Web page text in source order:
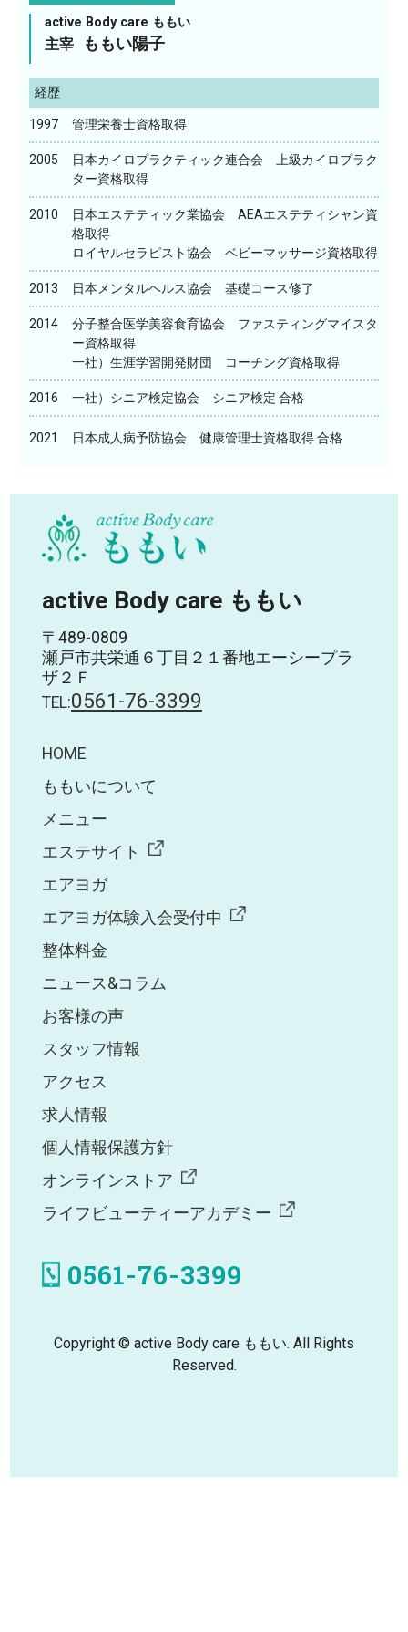
active Body care ももい
主宰 ももい陽子
経歴
1997 管理栄養士資格取得
2005
日本カイロプラクティック連合会 上級カイロプラク
ター資格取得
2010
日本エステティック業協会 AEAエステティシャン資
格取得
ロイヤルセラピスト協会 ベビーマッサージ資格取得
2013 日本メンタルヘルス協会 基礎コース修了
2014
分子整合医学美容食育協会 ファスティングマイスタ
ー資格取得
一社）生涯学習開発財団 コーチング資格取得
2016 一社）シニア検定協会 シニア検定 合格
2021 日本成人病予防協会 健康管理士資格取得 合格
active Body care ももい
〒489-0809
瀬戸市共栄通６丁目２１番地エーシープラ
ザ２Ｆ
TEL:0561-76-3399
HOME
ももいについて
メニュー
エステサイト
エアヨガ
エアヨガ体験入会受付中
整体料金
ニュース&コラム
お客様の声
スタッフ情報
アクセス
求人情報
個人情報保護方針
オンラインストア
ライフビューティーアカデミー
0561-76-3399
Copyright © active Body care ももい. All Rights
Reserved.